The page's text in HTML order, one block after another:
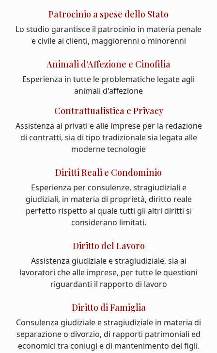
Patrocinio a spese dello Stato
Lo studio garantisce il patrocinio in materia penale
e civile ai clienti, maggiorenni o minorenni
Animali d'Affezione e Cinofilia
Esperienza in tutte le problematiche legate agli
animali d'affezione
Contrattualistica e Privacy
Assistenza ai privati e alle imprese per la redazione
di contratti, sia di tipo tradizionale sia legata alle
moderne tecnologie
Diritti Reali e Condominio
Esperienza per consulenze, stragiudiziali e
giudiziali, in materia di proprietà, diritto reale
perfetto rispetto al quale tutti gli altri diritti si
considerano limitati.
Diritto del Lavoro
Assistenza giudiziale e stragiudiziale, sia ai
lavoratori che alle imprese, per tutte le questioni
riguardanti il rapporto di lavoro
Diritto di Famiglia
Consulenza giudiziale e stragiudiziale in materia di
separazione o divorzio, di rapporti patrimoniali ed
economici tra coniugi e di mantenimento dei figli.